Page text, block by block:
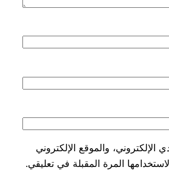
والموقع الإلكتروني
المرة المقبلة في تعليقي.